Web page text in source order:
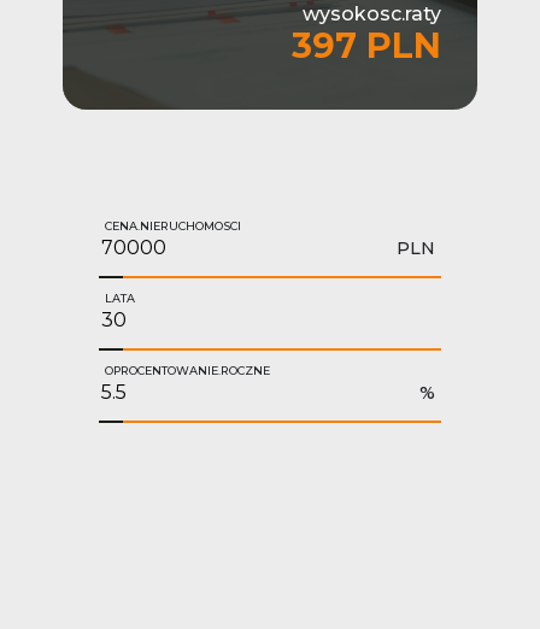
wysokosc.raty
397 PLN
CENA.NIERUCHOMOSCI
PLN
LATA
OPROCENTOWANIE.ROCZNE
%